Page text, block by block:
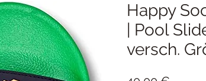
Happy
| Pool
versch.